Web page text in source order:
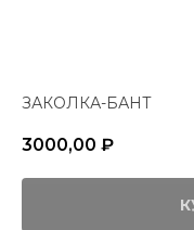
ЗАКОЛКА-БАНТ
3000,00 ₽